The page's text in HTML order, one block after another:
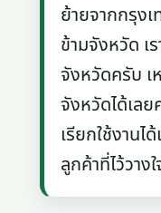
ย้ายจากกรุง
ข้ามจังหวัด เ
จังหวัดครับ เ
จังหวัดได้เล
เรียกใช้งาน
ลูกค้าที่ไว้วาง